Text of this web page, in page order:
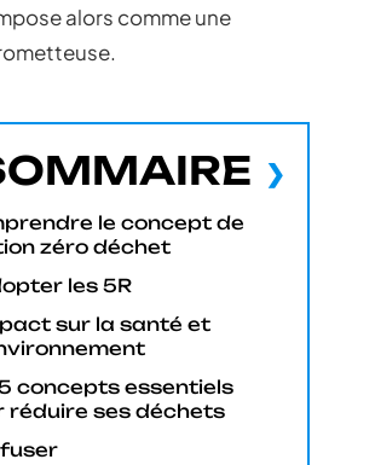
alors comme une
le concept de
zéro déchet
les 5R
sur la santé et
concepts essentiels
réduire ses déchets